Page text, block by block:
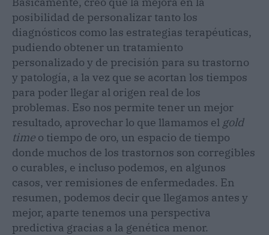
posibilidad de personalizar tanto los
diagnósticos como las estrategias terapéuticas,
pudiendo obtener un tratamiento
personalizado y de precisión para su trastorno
y patología, a la vez que se acortan los tiempos
para poder llegar al origen real de los
problemas. Eso nos permite tener un mejor
resultado, aprovechar lo que llamamos el gold
time o tiempo de oro, un espacio de tiempo
donde muchos de los trastornos son corregibles
o curables, e incluso podemos, en algunos
casos, ver remisiones de enfermedades. En
resumen, podemos decir que llegamos antes y
mejor, aparte tenemos una perspectiva
predictiva gracias a la genética menor.